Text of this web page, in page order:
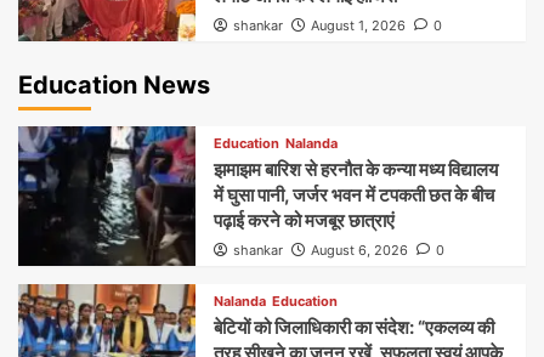
shankar August 1, 2026 0
Education News
Education Nalanda
झमाझम बारिश से हरनौत के कन्या मध्य विद्यालय
में घुसा पानी, जर्जर भवन में टपकती छत के बीच
पढ़ाई करने को मजबूर छात्राएं
shankar August 6, 2026 0
Nalanda Education
बेटियों को जिलाधिकारी का संदेश: “एकलव्य की